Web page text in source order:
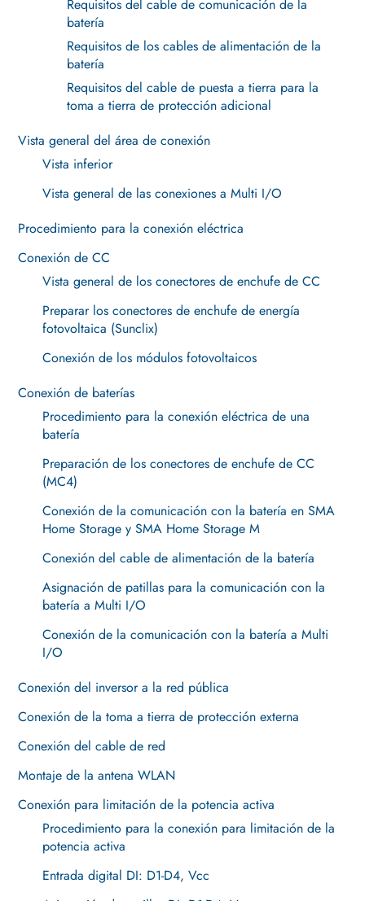
Requisitos del cable de comunicación de la
batería
Requisitos de los cables de alimentación de la
batería
Requisitos del cable de puesta a tierra para la
toma a tierra de protección adicional
Vista general del área de conexión
Vista inferior
Vista general de las conexiones a Multi I/O
Procedimiento para la conexión eléctrica
Conexión de CC
Vista general de los conectores de enchufe de CC
Preparar los conectores de enchufe de energía
fotovoltaica (Sunclix)
Conexión de los módulos fotovoltaicos
Conexión de baterías
Procedimiento para la conexión eléctrica de una
batería
Preparación de los conectores de enchufe de CC
(MC4)
Conexión de la comunicación con la batería en SMA
Home Storage y SMA Home Storage M
Conexión del cable de alimentación de la batería
Asignación de patillas para la comunicación con la
batería a Multi I/O
Conexión de la comunicación con la batería a Multi
I/O
Conexión del inversor a la red pública
Conexión de la toma a tierra de protección externa
Conexión del cable de red
Montaje de la antena WLAN
Conexión para limitación de la potencia activa
Procedimiento para la conexión para limitación de la
potencia activa
Entrada digital DI: D1-D4, Vcc